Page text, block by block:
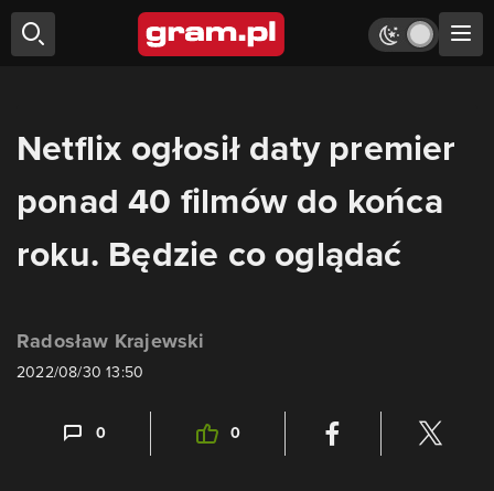
Netflix ogłosił daty premier
ponad 40 filmów do końca
roku. Będzie co oglądać
Radosław Krajewski
2022/08/30 13:50
0 0